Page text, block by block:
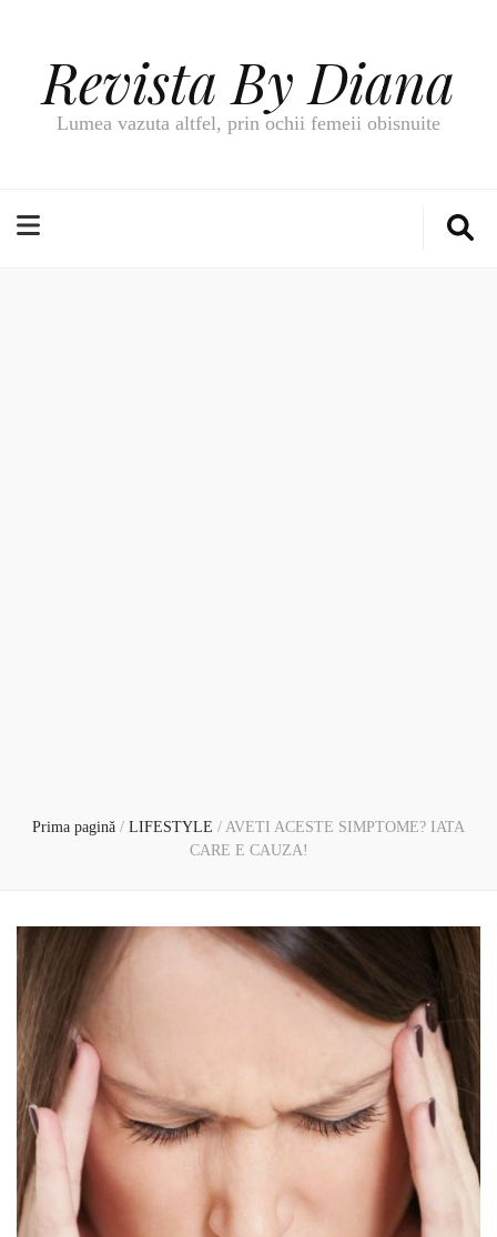
Revista By Diana
Lumea vazuta altfel, prin ochii femeii obisnuite
Prima pagină / LIFESTYLE / AVETI ACESTE SIMPTOME? IATA
CARE E CAUZA!